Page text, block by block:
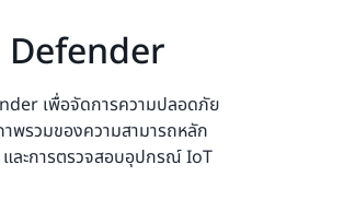
Defender
เพื่อจัดการความปลอดภัย
รวมของความสามารถหลัก
ละการตรวจสอบอุปกรณ์ IoT